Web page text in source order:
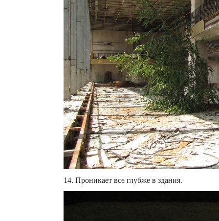
14. Проникает все глубже в здания.